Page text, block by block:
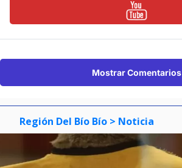
Mostrar Comentarios
Región Del Bío Bío > Noticia